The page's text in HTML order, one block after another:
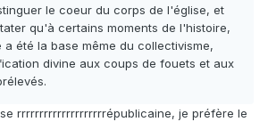
le coeur du corps de l'église, et
qu'à certains moments de l'histoire,
a été la base même du collectivisme,
divine aux coups de fouets et aux
rrrrrrrrrrrrrrrrrrrrépublicaine, je préfère le